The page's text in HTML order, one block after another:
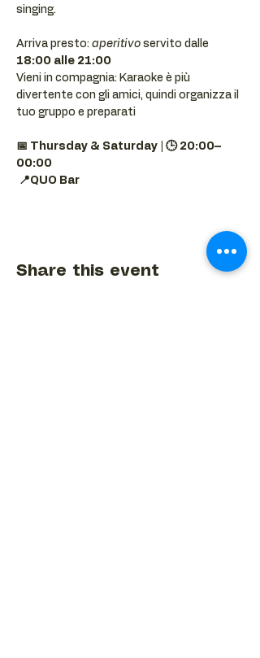
singing.
Arriva presto: aperitivo servito dalle
18:00 alle 21:00
Vieni in compagnia: Karaoke è più
divertente con gli amici, quindi organizza il
tuo gruppo e preparati
📅 Thursday & Saturday | 🕒 20:00–
00:00
📍QUO Bar
Share this event